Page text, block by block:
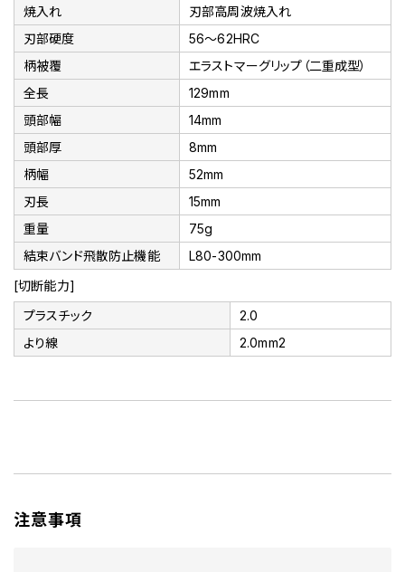
焼入れ
刃部高周波焼入れ
刃部硬度
56～62HRC
柄被覆
エラストマーグリップ（二重成型）
全長
129mm
頭部幅
14mm
頭部厚
8mm
柄幅
52mm
刃長
15mm
重量
75g
結束バンド飛散防止機能
L80-300mm
[切断能力]
プラスチック
2.0
より線
2.0mm2
注意事項